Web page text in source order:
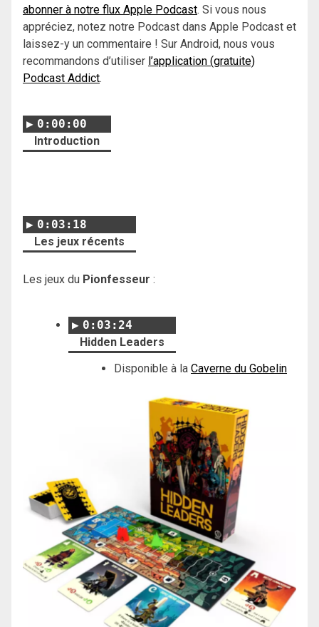
abonner à notre flux Apple Podcast. Si vous nous
appréciez, notez notre Podcast dans Apple Podcast et
laissez-y un commentaire ! Sur Android, nous vous
recommandons d’utiliser l’application (gratuite)
Podcast Addict.
0:00:00
Introduction
0:03:18
Les jeux récents
Les jeux du Pionfesseur :
0:03:24
Hidden Leaders
Disponible à la Caverne du Gobelin